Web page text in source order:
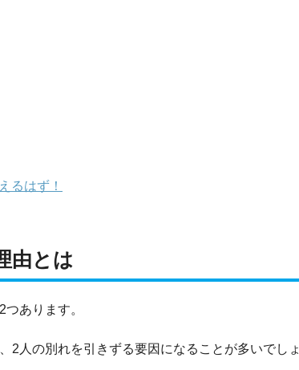
るはず！
由とは
あります。
2人の別れを引きずる要因になることが多いでしょ